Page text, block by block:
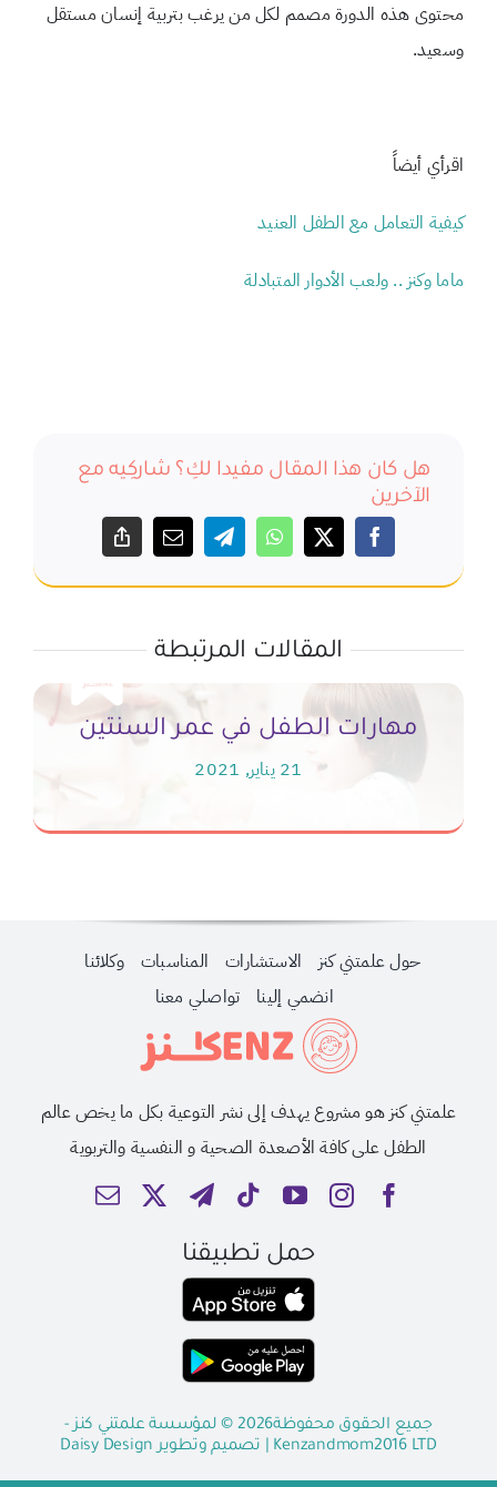
محتوى هذه الدورة مصمم لكل من يرغب بتربية إنسان مستقل
وسعيد.
اقرأي أيضاً
كيفية التعامل مع الطفل العنيد
ماما وكنز .. ولعب الأدوار المتبادلة
هل كان هذا المقال مفيدا لكِ؟ شاركِيه مع
الآخرين
المقالات المرتبطة
مهارات الطفل في عمر السنتين
21 يناير, 2021
حول علمتني كنز الاستشارات المناسبات
وكلائنا
انضمي إلينا
تواصلي معنا
علمتني كنز هو مشروع يهدف إلى نشر التوعية بكل ما يخص عالم
الطفل على كافة الأصعدة الصحية و النفسية والتربوية
حمل تطبيقنا
جميع الحقوق محفوظة2026 © لمؤسسة علمتني كنز -
Kenzandmom2016 LTD | تصميم وتطويرDaisy Design